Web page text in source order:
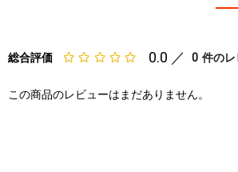
総合評価 0.0 ／ 0 件の
この商品のレビューはまだありません。